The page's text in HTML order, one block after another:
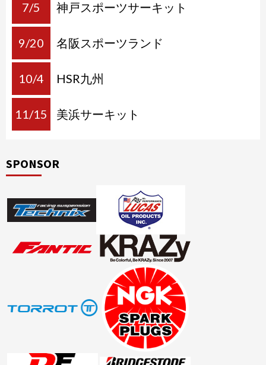
7/5 神戸スポーツサーキット
9/20 名阪スポーツランド
10/4 HSR九州
11/15 美浜サーキット
SPONSOR